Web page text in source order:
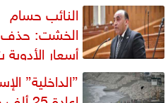
النائب حسام
الخشت: حذف
أسعار الأدوية
إشكالية دستورية ويهدد حق
المواطن...
”الداخلية”